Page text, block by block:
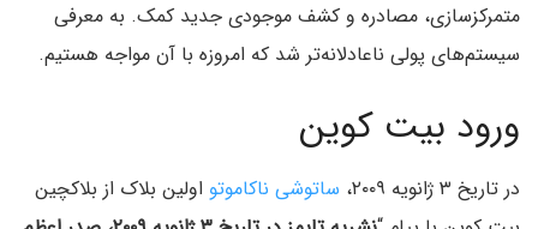
متمرکزسازی، مصادره و کشف موجودی جدید کمک. به معرفی
سیستم‌های پولی ناعادلانه‌تر شد که امروزه با آن مواجه هستیم.
ورود بیت کوین
در تاریخ ۳ ژانویه ۲۰۰۹، ساتوشی ناکاموتو اولین بلاک از بلاکچین